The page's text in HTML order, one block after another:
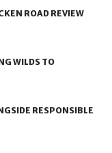
ROAD REVIEW
WILDS TO
RESPONSIBLE